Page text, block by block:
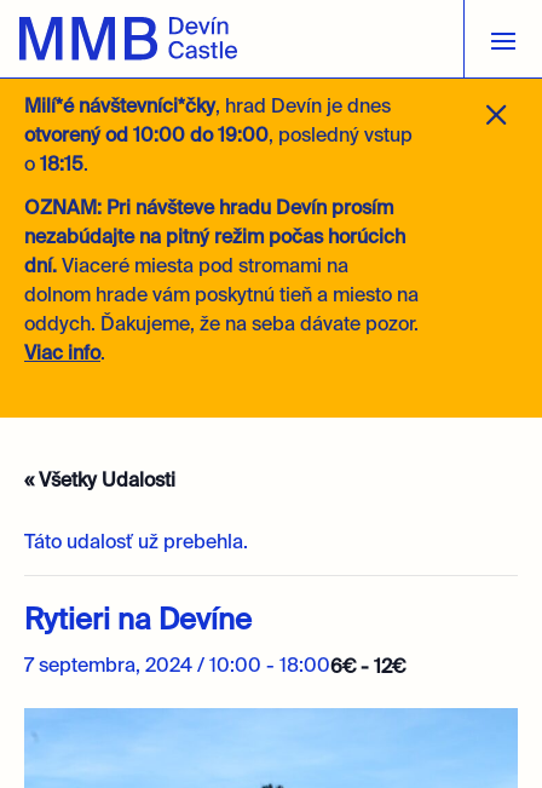
M
Milí*é návštevníci*čky, hrad Devín je dnes
otvorený od 10:00 do 19:00, posledný vstup
o 18:15.
OZNAM: Pri návšteve hradu Devín prosím
nezabúdajte na pitný režim počas horúcich
dní. Viaceré miesta pod stromami na
dolnom hrade vám poskytnú tieň a miesto na
oddych. Ďakujeme, že na seba dávate pozor.
Viac info.
« Všetky Udalosti
Táto udalosť už prebehla.
Rytieri na Devíne
7 septembra, 2024 / 10:00 - 18:006€ - 12€